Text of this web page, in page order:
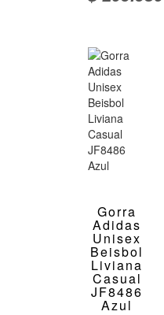
Gorra
Adidas
Unisex
Beisbol
Liviana
Casual
JF8486
Azul